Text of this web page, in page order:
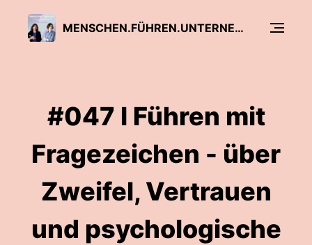
MENSCHEN.FÜHREN.UNTERNEHMEN
#047 I Führen mit
Fragezeichen - über
Zweifel, Vertrauen
und psychologische